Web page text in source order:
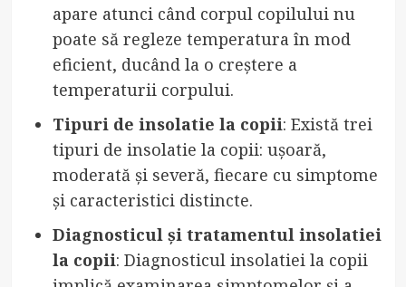
apare atunci când corpul copilului nu
poate să regleze temperatura în mod
eficient, ducând la o creștere a
temperaturii corpului.
Tipuri de insolatie la copii: Există trei
tipuri de insolatie la copii: ușoară,
moderată și severă, fiecare cu simptome
și caracteristici distincte.
Diagnosticul și tratamentul insolatiei
la copii: Diagnosticul insolatiei la copii